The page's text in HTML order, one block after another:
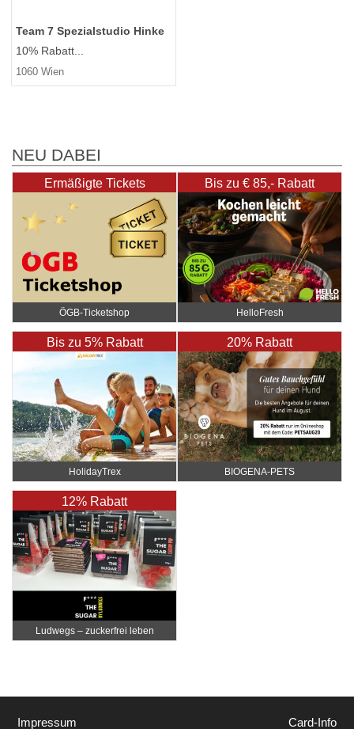
Team 7 Spezialstudio Hinke
10% Rabatt...
1060 Wien
NEU DABEI
Ermäßigte Tickets
ÖGB-Ticketshop
Bis zu € 85,- Rabatt
HelloFresh
Bis zu 5% Rabatt
HolidayTrex
20% Rabatt
BIOGENA-PETS
12% Rabatt
Ludwegs – zuckerfrei leben
Impressum Card-Info